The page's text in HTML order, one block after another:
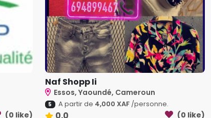
(0 like)
Naf Shopp Ii
Essos, Yaoundé, Cameroun
5 A partir de 4,000 XAF/personne.
(0 like)